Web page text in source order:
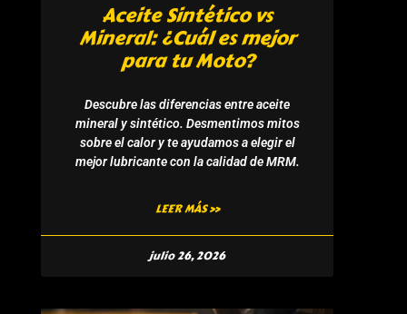
Aceite Sintético vs
Mineral: ¿Cuál es mejor
para tu Moto?
Descubre las diferencias entre aceite
mineral y sintético. Desmentimos mitos
sobre el calor y te ayudamos a elegir el
mejor lubricante con la calidad de MRM.
LEER MÁS »
julio 26, 2026